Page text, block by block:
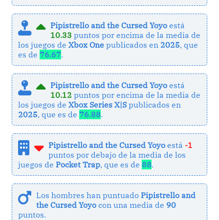
Pipistrello and the Cursed Yoyo está
10.33 puntos por encima de la media de
los juegos deXbox One publicados en 2025, que
es de 76.67.
Pipistrello and the Cursed Yoyo está
10.12 puntos por encima de la media de
los juegos deXbox Series X|S publicados en
2025, que es de 76.88.
Pipistrello and the Cursed Yoyo está -1
puntos por debajo de la media de los
juegos dePocket Trap, que es de 88.
Los hombres han puntuado Pipistrello and
the Cursed Yoyocon una media de 90
puntos.